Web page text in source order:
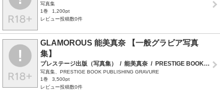
写真集
1巻
1,200pt
レビュー投稿数0件
GLAMOROUS 能美真奈 【一般グラビア写真
集】
プレステージ出版（写真集） / 能美真奈 / PRESTIGE BOOK PUBLISHING GRAVURE
写真集、PRESTIGE BOOK PUBLISHING GRAVURE
1巻
3,500pt
レビュー投稿数0件